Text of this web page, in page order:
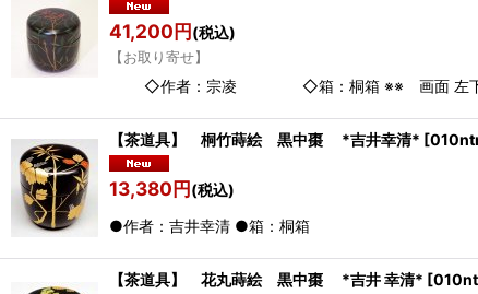
41,200円(税込)
【お取り寄せ】
◇作者：宗凌 ◇箱：桐箱 ※※ 画面 左下 より 「
【茶道具】 桐竹蒔絵 黒中棗 *吉井幸清* [
13,380円(税込)
●作者：吉井幸
【茶道具】 花丸蒔絵 黒中棗 *吉井 幸清* [